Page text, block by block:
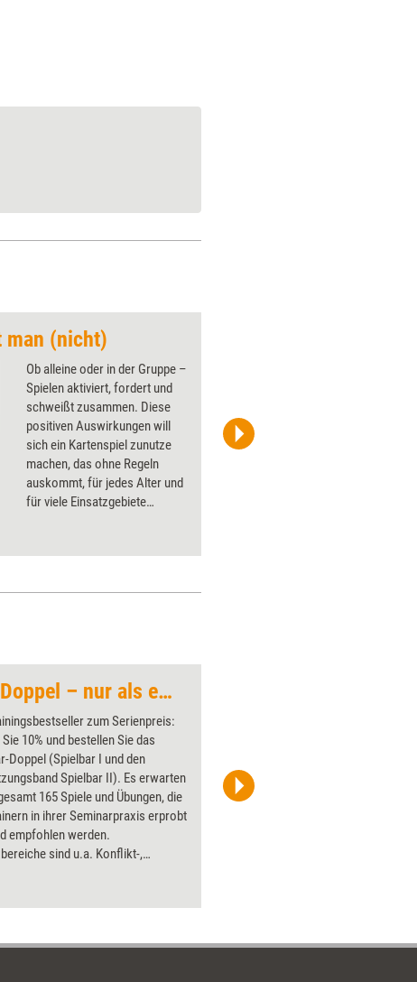
man (nicht)
Ob alleine oder in der Gruppe –
Spielen aktiviert, fordert und
schweißt zusammen. Diese
positiven Auswirkungen will
sich ein Kartenspiel zunutze
machen, das ohne Regeln
auskommt, für jedes Alter und
für viele Einsatzgebiete
kann, hat Training aktuell mit
herausgefunden.
Angebot: Spielbar-Doppel – nur als ebooks
zum Serienpreis:
10% und bestellen Sie das
Doppel (Spielbar I und den
Spielbar II). Es erwarten
165 Spiele und Übungen, die
in ihrer Seminarpraxis erprobt
empfohlen werden.
sind u.a. Konflikt-,
und Evaluation. Als